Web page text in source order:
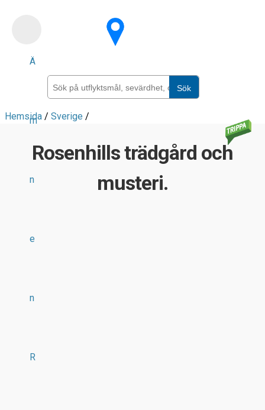
Ä
m
n
e
n
R
Sök
Hemsida / Sverige /
Rosenhills trädgård och
musteri.